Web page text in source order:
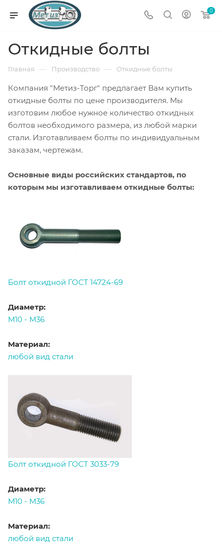
0
Откидные болты
Главная — Производство — Откидные болты
Компания "Метиз-Торг" предлагает Вам купить
откидные болты по цене производителя. Мы
изготовим любое нужное количество откидных
болтов необходимого размера, из любой марки
стали. Изготавливаем болты по индивидуальным
заказам, чертежам.
Основные виды российских стандартов, по
которым мы изготавливаем откидные болты:
Болт откидной ГОСТ 14724-69
Диаметр:
М10 - М36
Материал:
любой вид стали
Болт откидной ГОСТ 3033-79
Диаметр:
М10 - М36
Материал:
любой вид стали